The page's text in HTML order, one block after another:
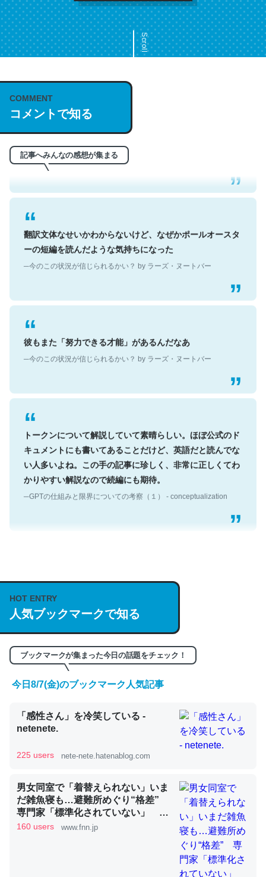
Scroll
COMMENT
コメントで知る
記事へみんなの感想が集まる
これは名文。彼はとてもクレバーなんだろうなと凄く思
う。英語少しでも読める人は原文もお勧め。自分はこの流
れ好き。Let’s Fucking Go. Then Covid hit. Shit.
─今のこの状況が信じられるかい？ by ラーズ・ヌートバー
翻訳文体なせいかわからないけど、なぜかポールオースタ
ーの短編を読んだような気持ちになった
彼もまた「努力できる才能」があるんだなあ
トークンについて解説していて素晴らしい。ほぼ公式のド
キュメントにも書いてあることだけど、英語だと読んでな
い人多いよね。この手の記事に珍しく、非常に正しくてわ
かりやすい解説なので続編にも期待。
説してる記事が少ないので貴重な良記事。/続編来た
https://isobe324649.hatenablog.com/entry/2023/03/27
/064121
─GPTの仕組みと限界についての考察（１） - conceptualization
くらい。小説でいう「ずっと前の伏線」は回収されないけ
ど、短期記憶というには多い分量。進化すればするほど分
昆虫ってカルシウム少ないのか。知らんかった。調べたら
コオロギのカルシウム分はエビの600分の1程度。
─ニュース :: 【研究発表】昆虫学の大問題＝「昆虫はなぜ海にいな
HOT ENTRY
人気ブックマークで知る
ブックマークが集まった今日の話題をチェック！
今日8/7(金)のブックマーク人気記事
「感性さん」を冷笑している -
netenete.
225 users nete-nete.hatenablog.com
男女同室で「着替えられない」いま
だ雑魚寝も…避難所めぐり“格差”
専門家「標準化されていない」 令
和8年熊本地震｜FNNプライムオン
160 users www.fnn.jp